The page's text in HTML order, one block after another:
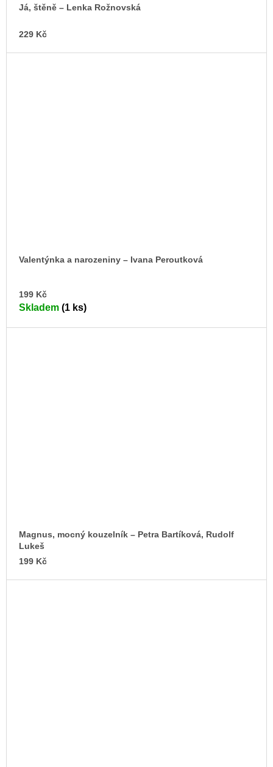
Já, štěně – Lenka Rožnovská
229 Kč
Valentýnka a narozeniny – Ivana Peroutková
199 Kč
Skladem (1 ks)
Magnus, mocný kouzelník – Petra Bartíková, Rudolf
Lukeš
199 Kč